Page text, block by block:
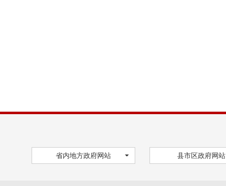
省内地方政府网站 县市区政府网站